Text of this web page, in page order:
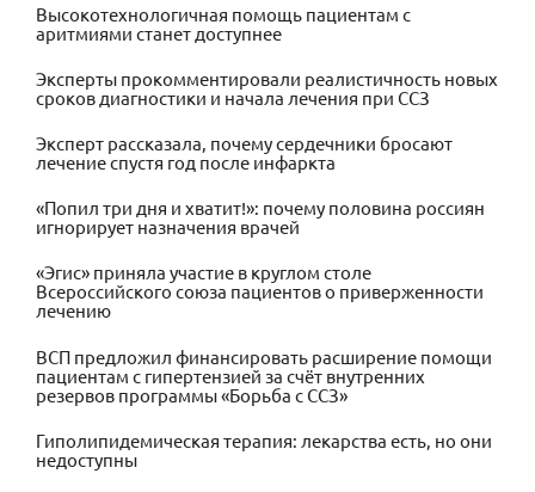
Высокотехнологичная помощь пациентам с
аритмиями станет доступнее
Эксперты прокомментировали реалистичность новых
сроков диагностики и начала лечения при ССЗ
Эксперт рассказала, почему сердечники бросают
лечение спустя год после инфаркта
«Попил три дня и хватит!»: почему половина россиян
игнорирует назначения врачей
«Эгис» приняла участие в круглом столе
Всероссийского союза пациентов о приверженности
лечению
ВСП предложил финансировать расширение помощи
пациентам с гипертензией за счёт внутренних
резервов программы «Борьба с ССЗ»
Гиполипидемическая терапия: лекарства есть, но они
недоступны